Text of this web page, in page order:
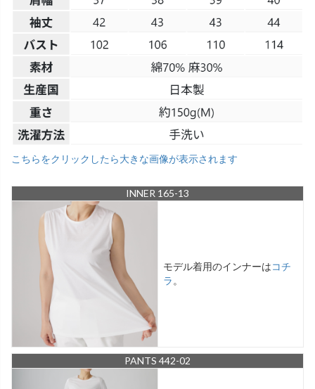
こちらをクリックしたら大きな画像が表示されます
INNER 165-13
モデル着用のインナーはコチ
ラ 。
PANTS 442-02